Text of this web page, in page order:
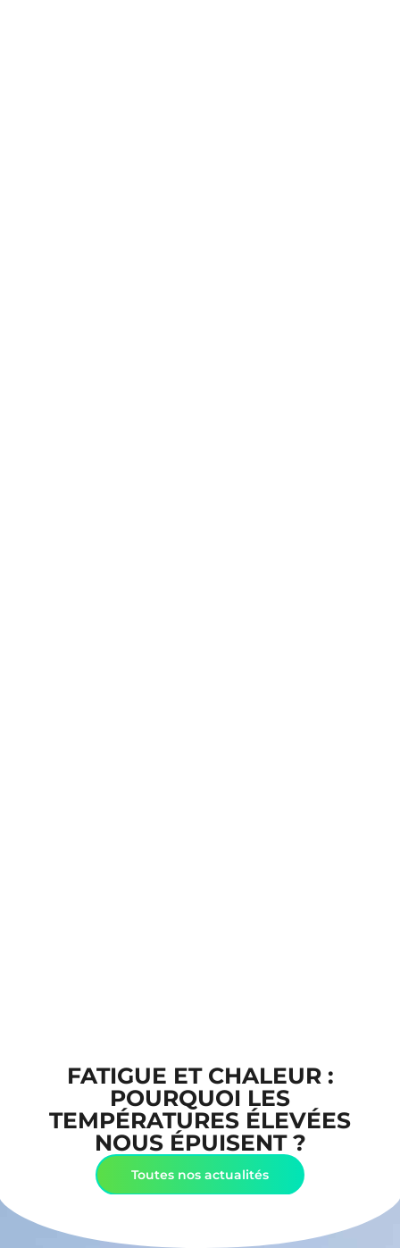
FATIGUE ET CHALEUR :
POURQUOI LES
TEMPÉRATURES ÉLEVÉES
NOUS ÉPUISENT ?
Toutes nos actualités